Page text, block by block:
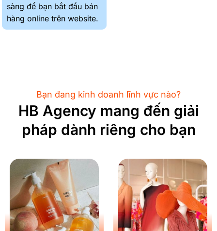
sàng để bạn bắt đầu bán
hàng online trên website.
Bạn đang kinh doanh lĩnh vực nào?
HB Agency mang đến giải
pháp dành riêng cho bạn